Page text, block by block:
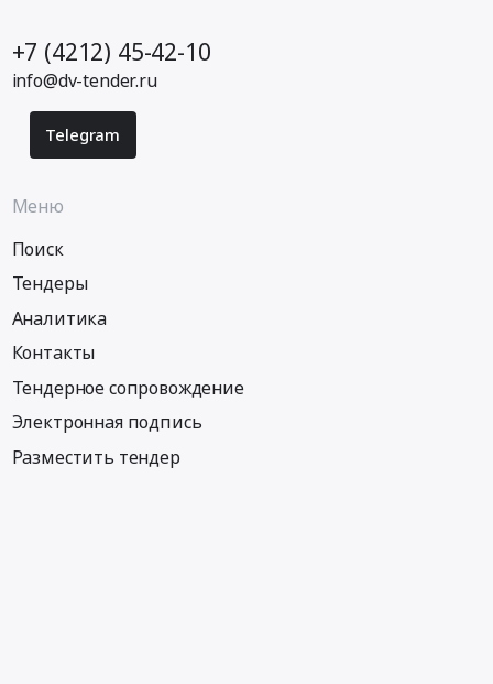
+7 (4212) 45-42-10
info@dv-tender.ru
Telegram
Меню
Поиск
Тендеры
Аналитика
Контакты
Тендерное сопровождение
Электронная подпись
Разместить тендер